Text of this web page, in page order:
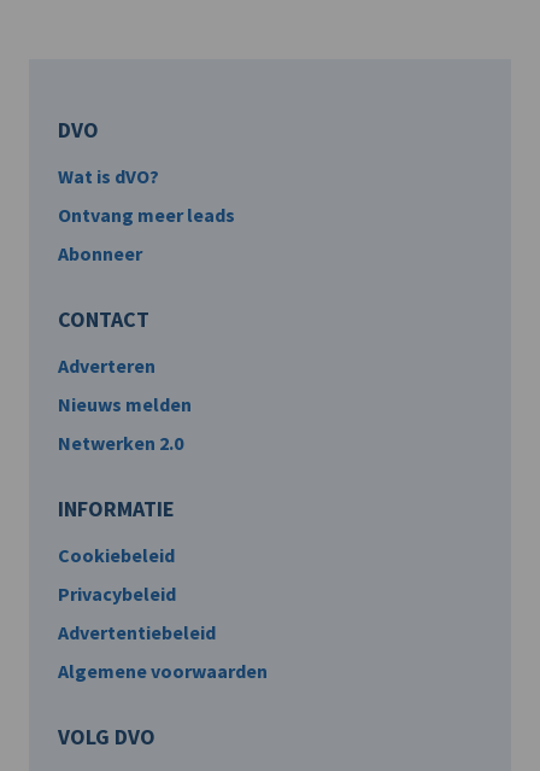
DVO
Wat is dVO?
Ontvang meer leads
Abonneer
CONTACT
Adverteren
Nieuws melden
Netwerken 2.0
INFORMATIE
Cookiebeleid
Privacybeleid
Advertentiebeleid
Algemene voorwaarden
VOLG DVO